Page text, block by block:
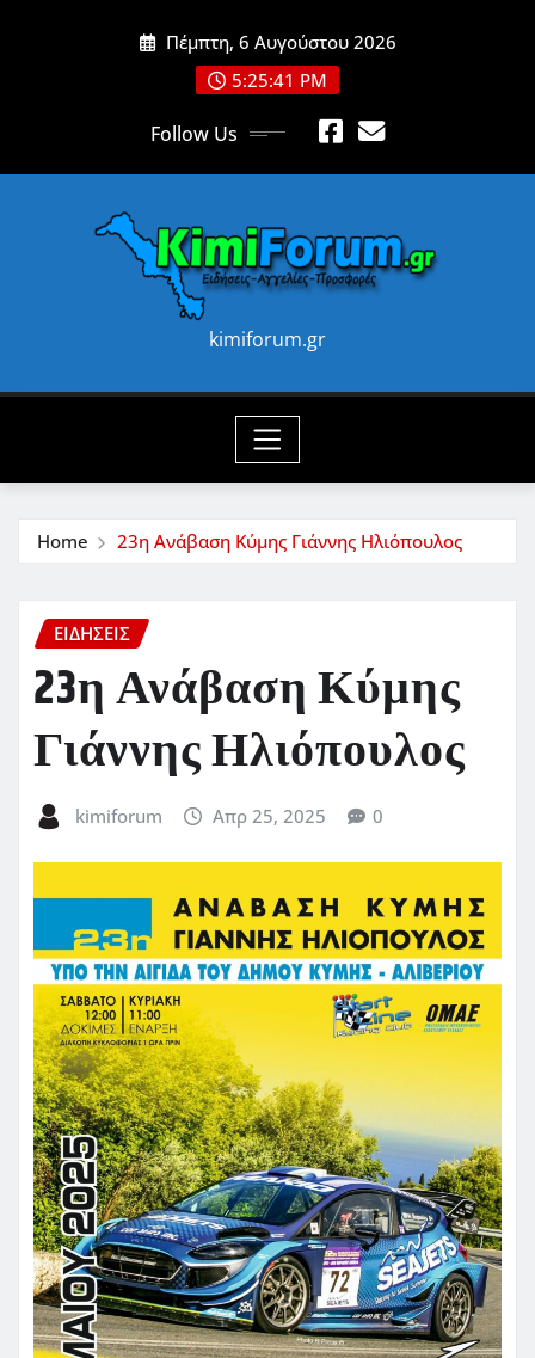
Πέμπτη, 6 Αυγούστου 2026
5:25:43 PM
Follow Us
kimiforum.gr
Home 23η Ανάβαση Κύμης Γιάννης Ηλιόπουλος
ΕΙΔΗΣΕΙΣ
23η Ανάβαση Κύμης
Γιάννης Ηλιόπουλος
kimiforum Απρ 25, 2025 0